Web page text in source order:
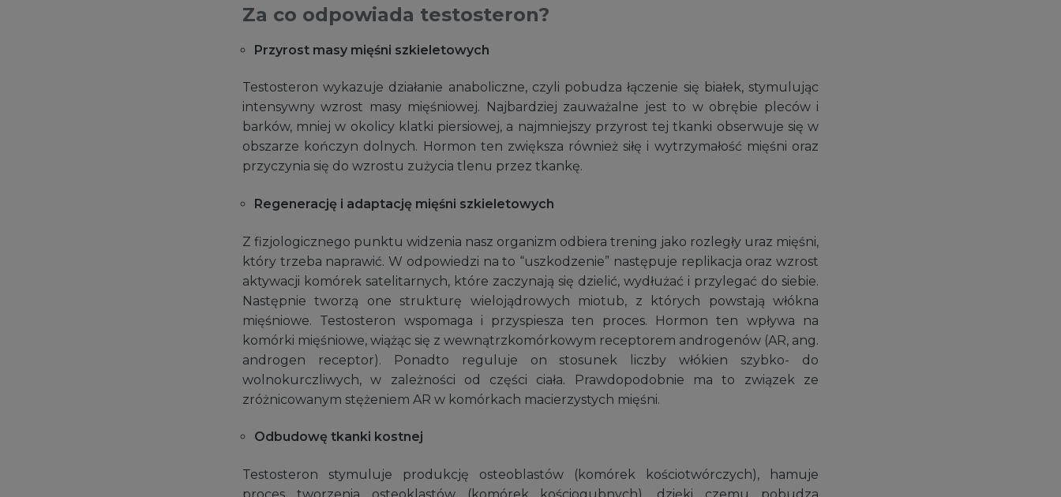
Za co odpowiada testosteron?
Przyrost masy mięśni szkieletowych
Testosteron wykazuje działanie anaboliczne, czyli pobudza łączenie się białek, stymulując
intensywny wzrost masy mięśniowej. Najbardziej zauważalne jest to w obrębie pleców i
barków, mniej w okolicy klatki piersiowej, a najmniejszy przyrost tej tkanki obserwuje się w
obszarze kończyn dolnych. Hormon ten zwiększa również siłę i wytrzymałość mięśni oraz
przyczynia się do wzrostu zużycia tlenu przez tkankę.
Regenerację i adaptację mięśni szkieletowych
Z fizjologicznego punktu widzenia nasz organizm odbiera trening jako rozległy uraz mięśni,
który trzeba naprawić. W odpowiedzi na to “uszkodzenie” następuje replikacja oraz wzrost
aktywacji komórek satelitarnych, które zaczynają się dzielić, wydłużać i przylegać do siebie.
Następnie tworzą one strukturę wielojądrowych miotub, z których powstają włókna
mięśniowe. Testosteron wspomaga i przyspiesza ten proces. Hormon ten wpływa na
komórki mięśniowe, wiążąc się z wewnątrzkomórkowym receptorem androgenów (AR, ang.
androgen receptor). Ponadto reguluje on stosunek liczby włókien szybko- do
wolnokurczliwych, w zależności od części ciała. Prawdopodobnie ma to związek ze
zróżnicowanym stężeniem AR w komórkach macierzystych mięśni.
Odbudowę tkanki kostnej
Testosteron stymuluje produkcję osteoblastów (komórek kościotwórczych), hamuje